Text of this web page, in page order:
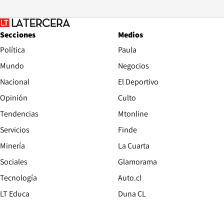
Secciones
Política
Mundo
Nacional
Opinión
Tendencias
Servicios
Minería
Sociales
Tecnología
LT Educa
Medios
Paula
Negocios
El Deportivo
Culto
Mtonline
Finde
La Cuarta
Glamorama
Auto.clOpens in new window
Duna CLOpens in new window